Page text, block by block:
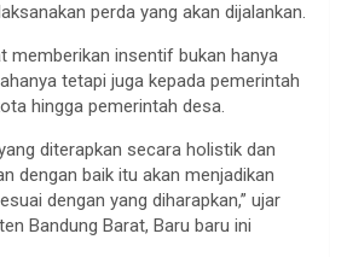
perda yang akan dijalankan.
memberikan insentif bukan hanya
tetapi juga kepada pemerintah
hingga pemerintah desa.
diterapkan secara holistik dan
dengan baik itu akan menjadikan
dengan yang diharapkan,” ujar
Bandung Barat, Baru baru ini